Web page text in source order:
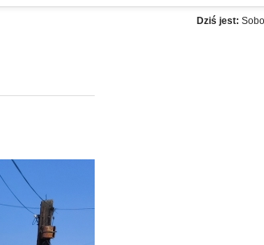
Dziś jest: